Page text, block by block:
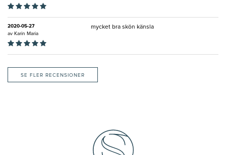
2020-05-27
av Karin Maria
mycket bra skön känsla
SE FLER RECENSIONER